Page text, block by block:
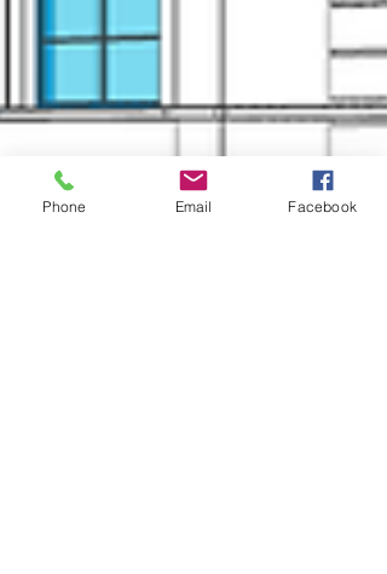
Phone Email Facebook